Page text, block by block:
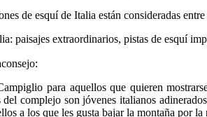
de esquí de Italia están consideradas
paisajes extraordinarios, pistas de esquí
⠀
para aquellos que quieren
del complejo son jóvenes italianos
a los que les gusta bajar la montaña por